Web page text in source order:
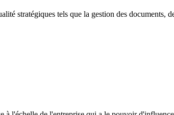
stratégiques tels que la gestion des documents,